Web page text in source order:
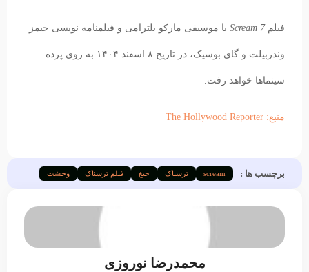
فیلمScream 7 با موسیقی مارکو بلترامی و فیلمنامه‌ نویسی جیمز
وندربیلت و گای بوسیک، در تاریخ ۸ اسفند ۱۴۰۴ به روی پرده
سینماها خواهد رفت.
منبع: The Hollywood Reporter
برچسب ها : scream ترسناک جیغ فیلم ترسناک وحشت
محمدرضا نوروزی